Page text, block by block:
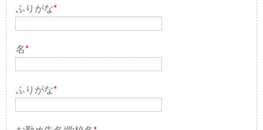
ふりがな*
名*
ふりがな*